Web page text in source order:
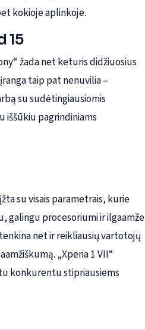
kokioje aplinkoje.
15
žada net keturis didžiuosius
taip pat nenuvilia –
su sudėtingiausiomis
iššūkiu pagrindiniams
su visais parametrais, kurie
galingu procesoriumi ir ilgaamže
net ir reikliausių vartotojų
„Xperia 1 VII“
konkurentu stipriausiems